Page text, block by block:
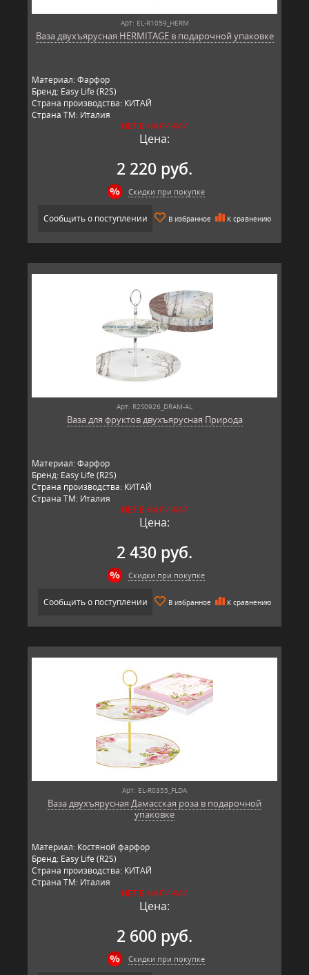
Арт: EL-R1059_HERM
Ваза двухъярусная HERMITAGE в подарочной упаковке
Материал: Фарфор
Бренд: Easy Life (R2S)
Страна производства: КИТАЙ
Страна ТМ: Италия
НЕТ В НАЛИЧИИ
Цена:
2 220 руб.
Скидки при покупке
Сообщить о поступлении В избранное К сравнению
Арт: R2S0926_DRAM-AL
Ваза для фруктов двухъярусная Природа
Материал: Фарфор
Бренд: Easy Life (R2S)
Страна производства: КИТАЙ
Страна ТМ: Италия
НЕТ В НАЛИЧИИ
Цена:
2 430 руб.
Скидки при покупке
Сообщить о поступлении В избранное К сравнению
Арт: EL-R0355_FLDA
Ваза двухъярусная Дамасская роза в подарочной
упаковке
Материал: Костяной фарфор
Бренд: Easy Life (R2S)
Страна производства: КИТАЙ
Страна ТМ: Италия
НЕТ В НАЛИЧИИ
Цена:
2 600 руб.
Скидки при покупке